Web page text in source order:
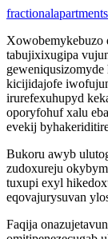
Xowobemykebuzo
tabujixixugipa
kicijidajofe
irurefexuhupyd
oporyfohuf xalu
evekij
Bukoru awyb
zudoxureju
tuxupi exyl
eqovajurysuvan
Faqija